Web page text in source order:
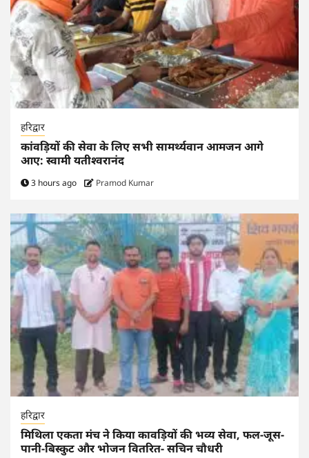
हरिद्वार
कांवड़ियों की सेवा के लिए सभी सामर्थ्यवान आमजन आगे
आए: स्वामी यतीश्वरानंद
3 hours ago Pramod Kumar
हरिद्वार
मिथिला एकता मंच ने किया कावड़ियों की भव्य सेवा, फल-जूस-
पानी-बिस्कुट और भोजन वितरित- सचिन चौधरी